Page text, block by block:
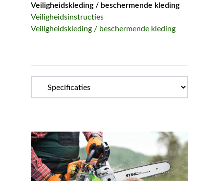
Veiligheidskleding / beschermende kleding
Veiligheidsinstructies
Veiligheidskleding / beschermende kleding